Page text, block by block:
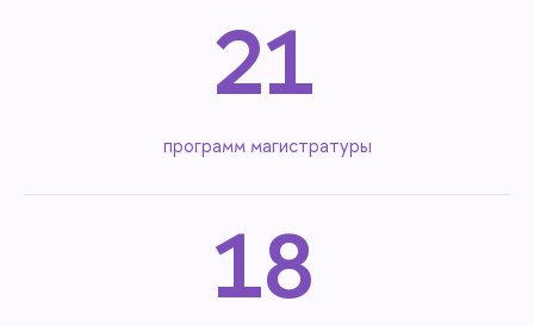
21
программ магистратуры
18